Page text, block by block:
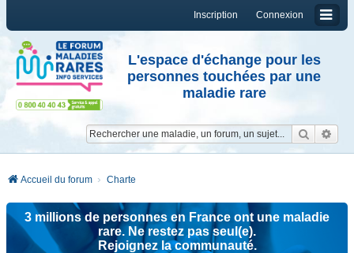
Connexion
Inscription
L'espace d'échange pour les
personnes touchées par une
maladie rare
Accueil du forum Charte
3 millions de personnes en France ont une maladie
rare. Ne restez pas seul(e).
Rejoignez la communauté.